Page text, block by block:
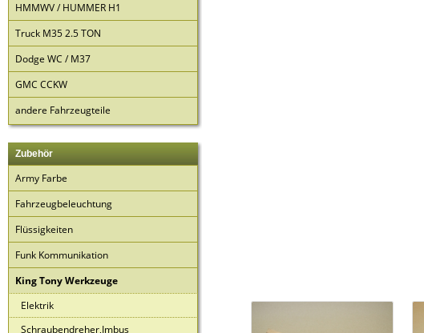
HMMWV / HUMMER H1
Truck M35 2.5 TON
Dodge WC / M37
GMC CCKW
andere Fahrzeugteile
Zubehör
Army Farbe
Fahrzeugbeleuchtung
Flüssigkeiten
Funk Kommunikation
King Tony Werkzeuge
Elektrik
Schraubendreher,Imbus